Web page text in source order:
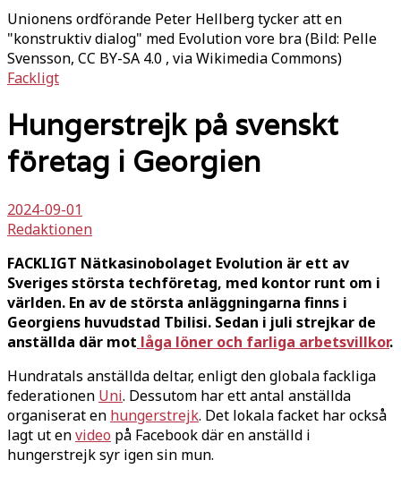
Unionens ordförande Peter Hellberg tycker att en
"konstruktiv dialog" med Evolution vore bra (Bild: Pelle
Svensson, CC BY-SA 4.0 , via Wikimedia Commons)
Fackligt
Hungerstrejk på svenskt
företag i Georgien
2024-09-01
Redaktionen
FACKLIGT Nätkasinobolaget Evolution är ett av
Sveriges största techföretag, med kontor runt om i
världen. En av de största anläggningarna finns i
Georgiens huvudstad Tbilisi. Sedan i juli strejkar de
anställda där mot låga löner och farliga arbetsvillkor.
Hundratals anställda deltar, enligt den globala fackliga
federationen Uni. Dessutom har ett antal anställda
organiserat en hungerstrejk. Det lokala facket har också
lagt ut envideo på Facebook där en anställd i
hungerstrejk syr igen sin mun.